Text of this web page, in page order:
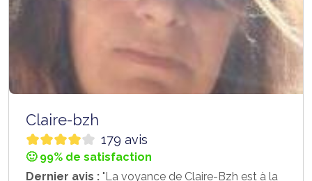
Claire-bzh
179 avis
🙂 99% de satisfaction
Dernier avis : "La voyance de Claire-Bzh est à la